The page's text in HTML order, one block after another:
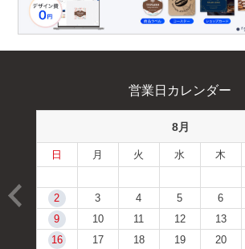
営業日カレンダー
8月
日 月 火 水 木
2
3 4 5 6
9
10 11 12 13
16
17 18 19 20